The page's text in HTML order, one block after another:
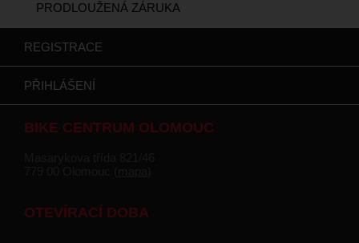
PRODLOUŽENÁ ZÁRUKA
REGISTRACE
PŘIHLÁŠENÍ
BIKE CENTRUM OLOMOUC
OTEVÍRACÍ DOBA